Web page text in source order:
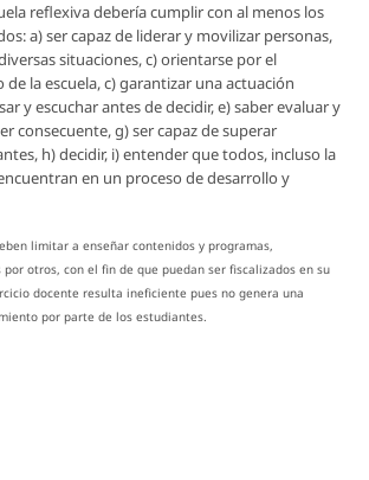
reflexiva debería cumplir con al menos los
a) ser capaz de liderar y movilizar personas,
situaciones, c) orientarse por el
la escuela, c) garantizar una actuación
y escuchar antes de decidir, e) saber evaluar y
consecuente, g) ser capaz de superar
h) decidir, i) entender que todos, incluso la
en un proceso de desarrollo y
limitar a enseñar contenidos y programas,
otros, con el fin de que puedan ser fiscalizados en su
docente resulta ineficiente pues no genera una
por parte de los estudiantes.